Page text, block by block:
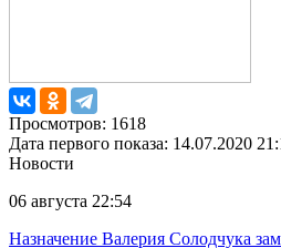
Просмотров: 1618
Дата первого показа: 14.07.2020
Новости
06 августа 22:54
Назначение Валерия Солодчука